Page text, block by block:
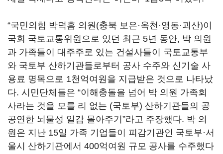
“국민의힘 박덕흠 의원(충북 보은·옥천·영동·괴산)이
국회 국토교통위원으로 있던 최근 5년 동안, 박 의원
과 가족들이 대주주로 있는 건설사들이 국토교통부
와 국토부 산하기관들로부터 공사 수주와 신기술 사
용료 명목으로 1천억여원을 지급받은 것으로 나타났
다. 시민단체들은 “이해충돌을 넘어 박 의원 가족회
사라는 것을 모를 리 없는 (국토부) 산하기관들의 공
공연한 뇌물성 일감 몰아주기”라고 주장했다. 박 의
원은 지난 15일 가족 기업들이 피감기관인 국토부·서
울시 산하기관에서 400억여원 규모 공사를 수주했다